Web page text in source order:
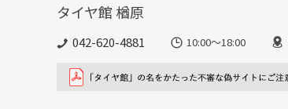
タイヤ館 楢原
042-620-4881 10:00～18:00